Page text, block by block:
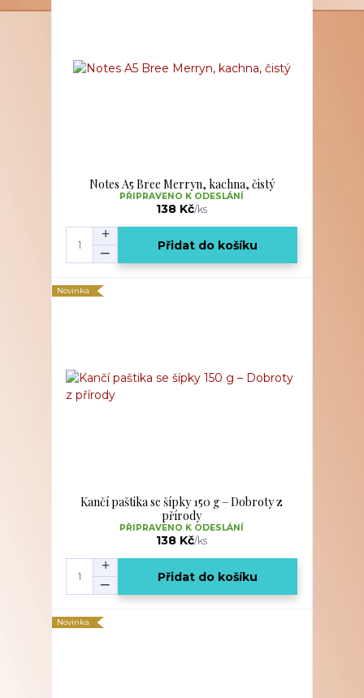
Notes A5 Bree Merryn, kachna, čistý
138 Kč/ks
PŘIPRAVENO K ODESLÁNÍ
Přidat do košíku
Novinka
Kančí paštika se šípky 150 g – Dobroty z
přírody
138 Kč/ks
PŘIPRAVENO K ODESLÁNÍ
Přidat do košíku
Novinka